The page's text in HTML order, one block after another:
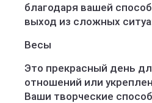
благодаря вашей
выход из сложных
Весы
Это прекрасный день
отношений или
Ваши творческие